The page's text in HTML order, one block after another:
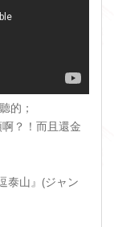
的；
？！而且還金
泰山』(ジャン